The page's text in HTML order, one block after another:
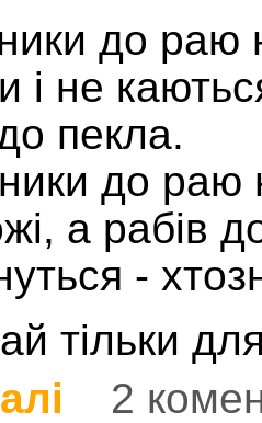
до раю
і не
пекла.
до раю
а рабів
-
тільки
про Хто потрапить
2